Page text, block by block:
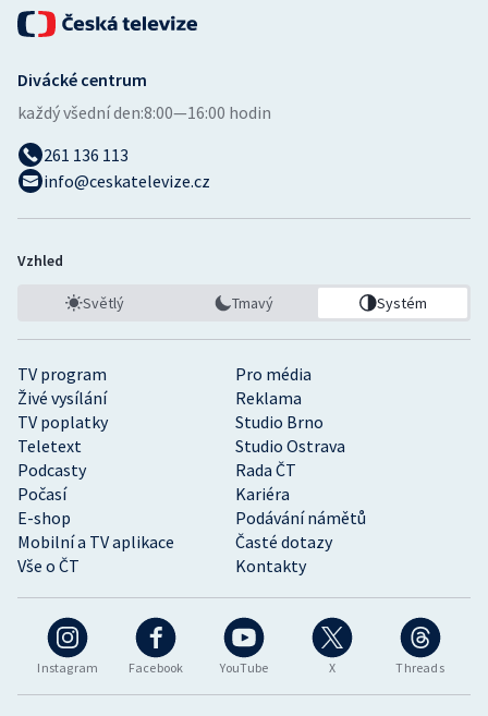
Ostatní
Instagram Facebook YouTube X Threads
TV program
Pro média
Živé vysílání
Reklama
TV poplatky
Studio Brno
Teletext
Studio Ostrava
Podcasty
Rada ČT
Počasí
Kariéra
E-shop
Podávání námětů
Mobilní a TV aplikace
Časté dotazy
Vše o ČT
Kontakty
Divácké centrum
každý všední den:8:00—16:00 hodin
261 136 113
info@ceskatelevize.cz
Vzhled
Světlý Tmavý Systém